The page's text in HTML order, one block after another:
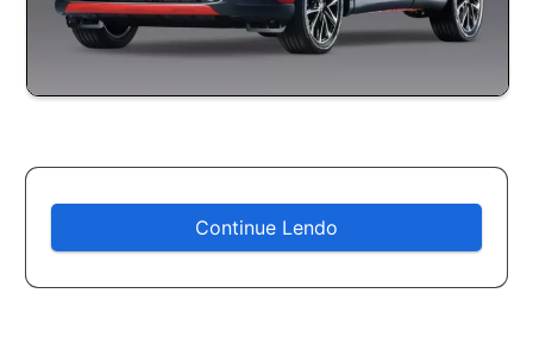
Continue Lendo